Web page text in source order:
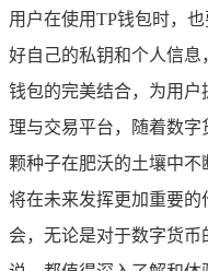
用户在使用TP钱包时，
好自己的私钥和个人信息
钱包的完美结合，为用
理与交易平台，随着数
颗种子在肥沃的土壤中
将在未来发挥更加重要
会，无论是对于数字货